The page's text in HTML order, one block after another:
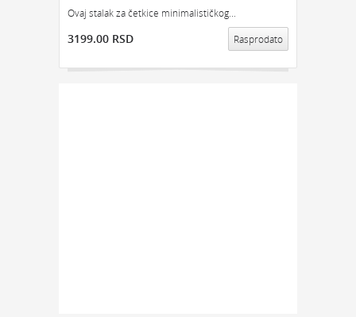
Ovaj stalak za četkice minimalističkog...
3199.00 RSD Rasprodato